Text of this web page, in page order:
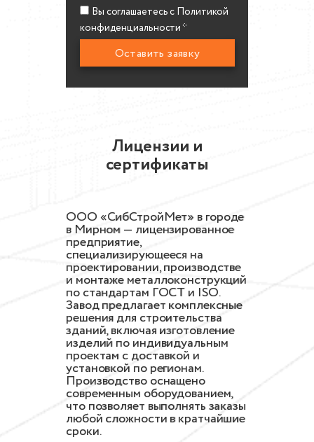
Вы соглашаетесь c Политикой
конфиденциальности *
Лицензии и
сертификаты
ООО «СибСтройМет» в городе
в Мирном — лицензированное
предприятие,
специализирующееся на
проектировании, производстве
и монтаже металлоконструкций
по стандартам ГОСТ и ISO.
Завод предлагает комплексные
решения для строительства
зданий, включая изготовление
изделий по индивидуальным
проектам с доставкой и
установкой по регионам.
Производство оснащено
современным оборудованием,
что позволяет выполнять заказы
любой сложности в кратчайшие
сроки.